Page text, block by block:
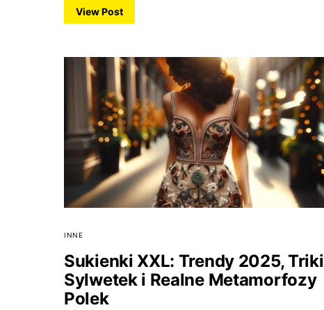
View Post
INNE
Sukienki XXL: Trendy 2025, Triki
Sylwetek i Realne Metamorfozy
Polek